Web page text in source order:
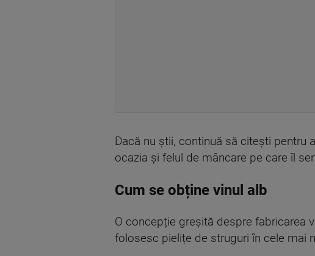
Dacă nu știi, continuă să citești pentru
ocazia și felul de mâncare pe care îl
Cum se obține vinul alb
O concepție greșită despre fabricarea
folosesc pielițe de struguri în cele mai